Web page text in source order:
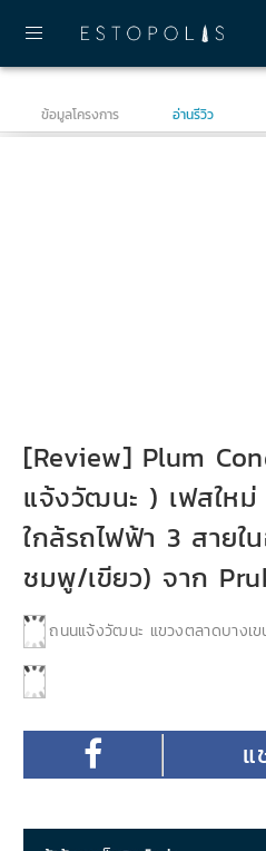
ข้อมูลโครงการ อ่านรีวิว
[Review] Plum
แจ้งวัฒนะ ) เฟสให
ใกล้รถไฟฟ้า 3 สาย
ชมพู/เขียว) จาก
ถนนแจ้งวัฒนะ แขวงตลาดบางเ